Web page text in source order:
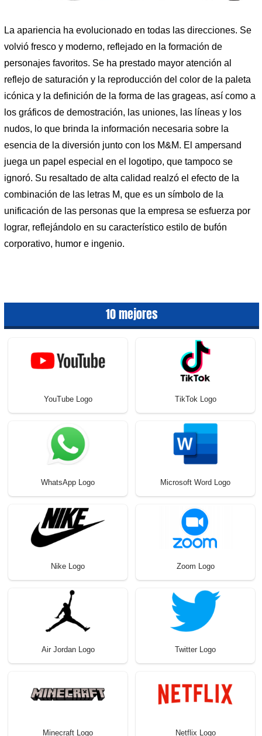
La apariencia ha evolucionado en todas las direcciones. Se
volvió fresco y moderno, reflejado en la formación de
personajes favoritos. Se ha prestado mayor atención al
reflejo de saturación y la reproducción del color de la paleta
icónica y la definición de la forma de las grageas, así como a
los gráficos de demostración, las uniones, las líneas y los
nudos, lo que brinda la información necesaria sobre la
esencia de la diversión junto con los M&M. El ampersand
juega un papel especial en el logotipo, que tampoco se
ignoró. Su resaltado de alta calidad realzó el efecto de la
combinación de las letras M, que es un símbolo de la
unificación de las personas que la empresa se esfuerza por
lograr, reflejándolo en su característico estilo de bufón
corporativo, humor e ingenio.
10 mejores
YouTube Logo TikTok Logo
WhatsApp Logo Microsoft Word Logo
Nike Logo Zoom Logo
Air Jordan Logo Twitter Logo
Minecraft Logo Netflix Logo